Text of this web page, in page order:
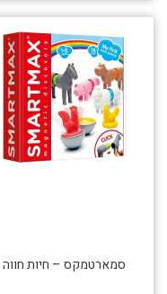
סמארטמקס – חיות חווה